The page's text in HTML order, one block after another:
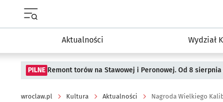
Aktualności Wydział
PILNE Remont torów na Stawowej i Peronowej. Od 8
wroclaw.pl Kultura Aktualności Nagroda Wielkiego